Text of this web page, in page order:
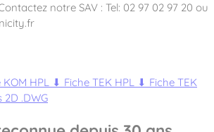
notre SAV : Tel: 02 97 02 97 20 ou
HPL ⬇ Fiche TEK HPL ⬇ Fiche TEK
2D .DWG